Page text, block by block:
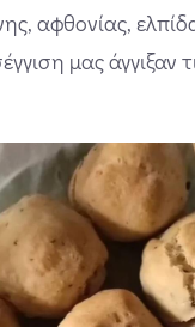
αφθονίας,
μας άγγιξαν